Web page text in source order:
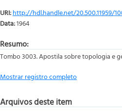
URI:http://hdl.handle.net/20.500.11959/
Data:1964
Resumo:
Tombo 3003. Apostila sobre topologia e
Mostrar registro completo
Arquivos deste item